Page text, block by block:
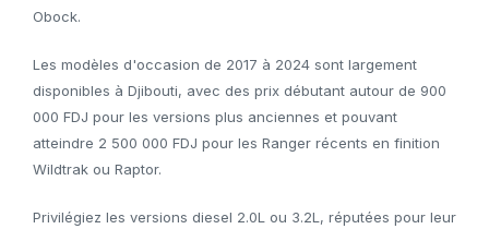
Obock.
Les modèles d'occasion de 2017 à 2024 sont largement
disponibles à Djibouti, avec des prix débutant autour de 900
000 FDJ pour les versions plus anciennes et pouvant
atteindre 2 500 000 FDJ pour les Ranger récents en finition
Wildtrak ou Raptor.
Privilégiez les versions diesel 2.0L ou 3.2L, réputées pour leur